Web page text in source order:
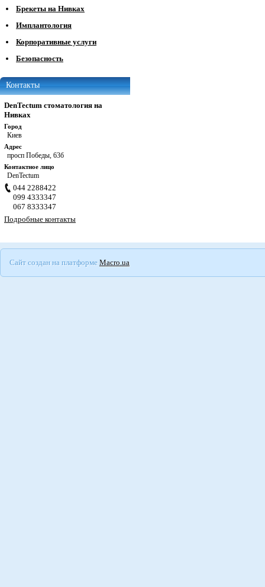
Брекеты на Нивках
Имплантология
Корпоративные услуги
Безопасность
Контакты
DenTectum стоматология на
Нивках
Город
Киев
Адрес
просп Победы, 63б
Контактное лицо
DenTectum
044 2288422
099 4333347
067 8333347
Подробные контакты
Сайт создан на платформе Macro.ua